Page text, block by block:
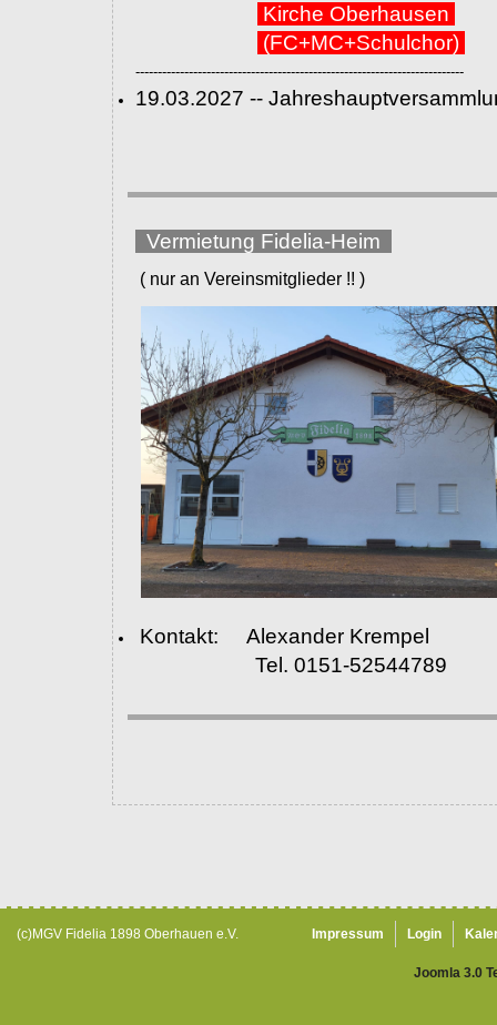
Kirche Oberhausen
(FC+MC+Schulchor)
--------------------------------------------------------------------------
19.03.2027 --
Vermietung Fidelia-Heim
( nur an Vereinsmitglieder !! )
Kontakt: Alexander Krempel
Tel. 0151-52544789
(c)MGV Fidelia 1898 Oberhauen e.V. Impressum Login
Joomla 3.0